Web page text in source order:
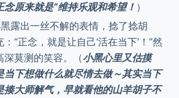
念原来就是“维持乐观和希望！ ）
露出一丝不解的表情，捻了捻胡
“正念，就是让自己‘活在当下’！”然
深莫测的笑容。（小黑心里又估摸
当下想做什么就尽情去做～其实当下
揍大师解气，早就看他的山羊胡子不